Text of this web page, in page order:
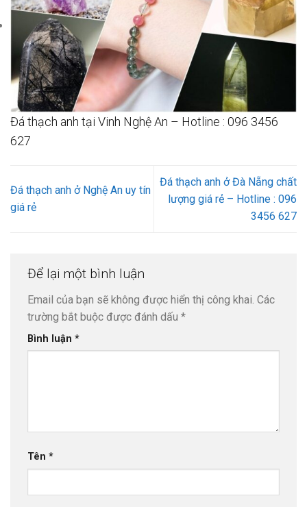
Đá thạch anh tại Vinh Nghệ An – Hotline : 096 3456
627
Đá thạch anh ở Nghệ An uy tín
giá rẻ
Đá thạch anh ở Đà Nẵng chất
lượng giá rẻ – Hotline : 096
3456 627
Để lại một bình luận
Email của bạn sẽ không được hiển thị công khai. Các
trường bắt buộc được đánh dấu *
Bình luận *
Tên *